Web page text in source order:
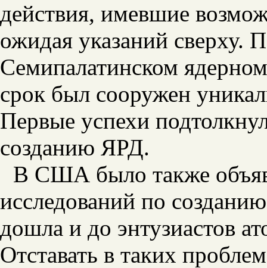
действия, имевшие
ожидая указаний сверху.
Семипалатинском
срок был сооружен
Первые успехи
созданию ЯРД.
В США было также
исследований по
дошла и до энтузиастов
Отставать в таких